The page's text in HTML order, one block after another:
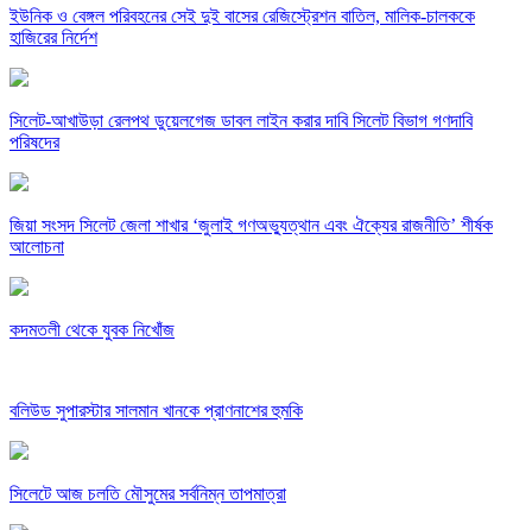
ইউনিক ও বেঙ্গল পরিবহনের সেই দুই বাসের রেজিস্ট্রেশন বাতিল, মালিক-চালককে
হাজিরের নির্দেশ
সিলেট-আখাউড়া রেলপথ ডুয়েলগেজ ডাবল লাইন করার দাবি সিলেট বিভাগ গণদাবি
পরিষদের
জিয়া সংসদ সিলেট জেলা শাখার ‘জুলাই গণঅভ্যুত্থান এবং ঐক্যের রাজনীতি’ শীর্ষক
আলোচনা
কদমতলী থেকে যুবক নিখোঁজ
বলিউড সুপারস্টার সালমান খানকে প্রাণনাশের হুমকি
সিলেটে আজ চলতি মৌসুমের সর্বনিম্ন তাপমাত্রা